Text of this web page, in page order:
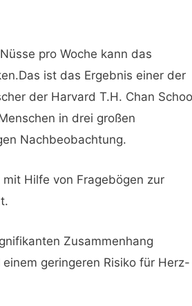
pro Woche kann das
ist das Ergebnis einer der
der Harvard T.H. Chan
in drei großen
Nachbeobachtung.
Hilfe von Fragebögen zur
Zusammenhang
geringeren Risiko für Herz-